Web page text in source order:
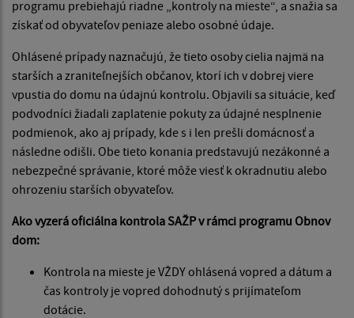
programu prebiehajú riadne „kontroly na mieste“, a snažia sa
získať od obyvateľov peniaze alebo osobné údaje.
Ohlásené prípady naznačujú, že tieto osoby cielia najmä na
starších a zraniteľnejších občanov, ktorí ich v dobrej viere
vpustia do domu na údajnú kontrolu. Objavili sa situácie, keď
podvodníci žiadali zaplatenie pokuty za údajné nesplnenie
podmienok, ako aj prípady, kde s i len prešli domácnosť a
následne odišli. Obe tieto konania predstavujú nezákonné a
nebezpečné správanie, ktoré môže viesť k okradnutiu alebo
ohrozeniu starších obyvateľov.
Ako vyzerá oficiálna kontrola SAŽP v rámci programu Obnov
dom:
Kontrola na mieste je VŽDY ohlásená vopred a dátum a
čas kontroly je vopred dohodnutý s prijímateľom
dotácie.